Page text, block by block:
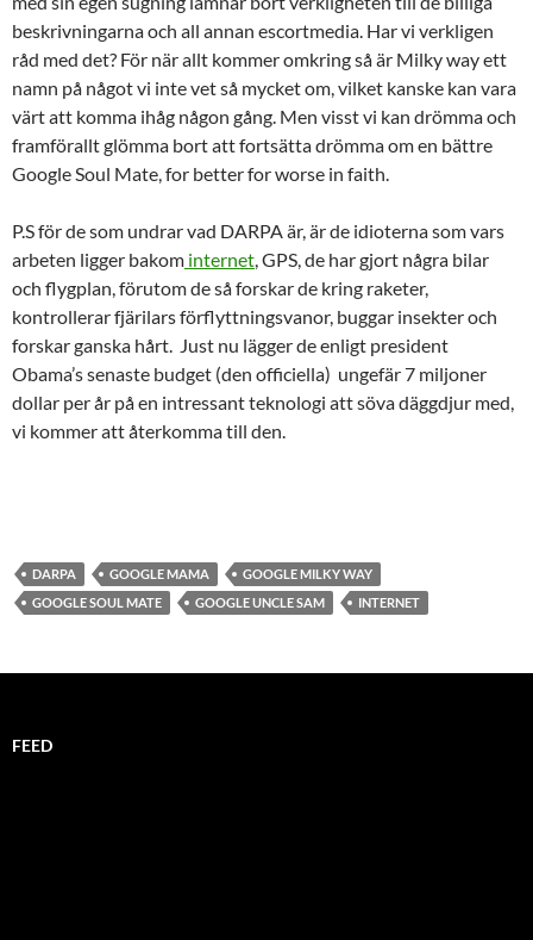
beskrivningarna och all annan escortmedia. Har vi verkligen
råd med det? För när allt kommer omkring så är Milky way ett
namn på något vi inte vet så mycket om, vilket kanske kan vara
värt att komma ihåg någon gång. Men visst vi kan drömma och
framförallt glömma bort att fortsätta drömma om en bättre
Google Soul Mate, for better for worse in faith.
P.S för de som undrar vad DARPA är, är de idioterna som vars
arbeten ligger bakom internet, GPS, de har gjort några bilar
och flygplan, förutom de så forskar de kring raketer,
kontrollerar fjärilars förflyttningsvanor, buggar insekter och
forskar ganska hårt. Just nu lägger de enligt president
Obama’s senaste budget (den officiella) ungefär 7 miljoner
dollar per år på en intressant teknologi att söva däggdjur med,
vi kommer att återkomma till den.
DARPA GOOGLE MAMA
GOOGLE MILKY WAY
GOOGLE SOUL MATE
GOOGLE UNCLE SAM INTERNET
FEED